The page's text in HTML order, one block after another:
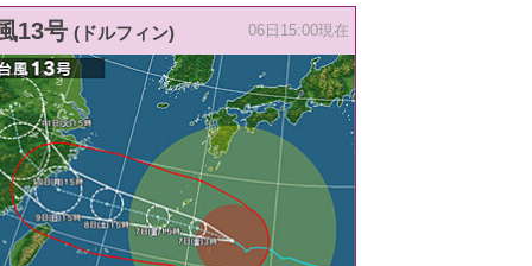
13号 (ドルフィン) 06日15:00現在